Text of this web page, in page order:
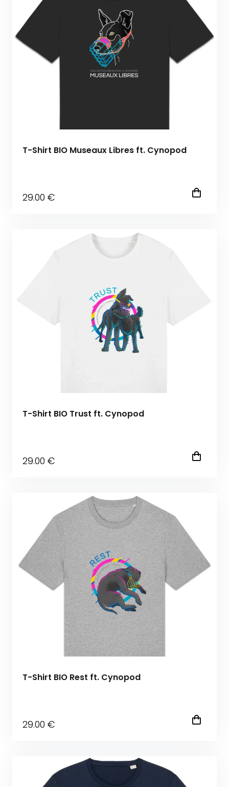
T-Shirt BIO Museaux Libres ft. Cynopod
29.00 €
T-Shirt BIO Trust ft. Cynopod
29.00 €
T-Shirt BIO Rest ft. Cynopod
29.00 €